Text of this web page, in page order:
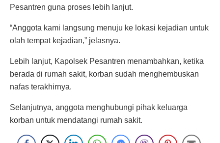
Pesantren guna proses lebih lanjut.
“Anggota kami langsung menuju ke lokasi kejadian untuk
olah tempat kejadian,” jelasnya.
Lebih lanjut, Kapolsek Pesantren menambahkan, ketika
berada di rumah sakit, korban sudah menghembuskan
nafas terakhirnya.
Selanjutnya, anggota menghubungi pihak keluarga
korban untuk mendatangi rumah sakit.